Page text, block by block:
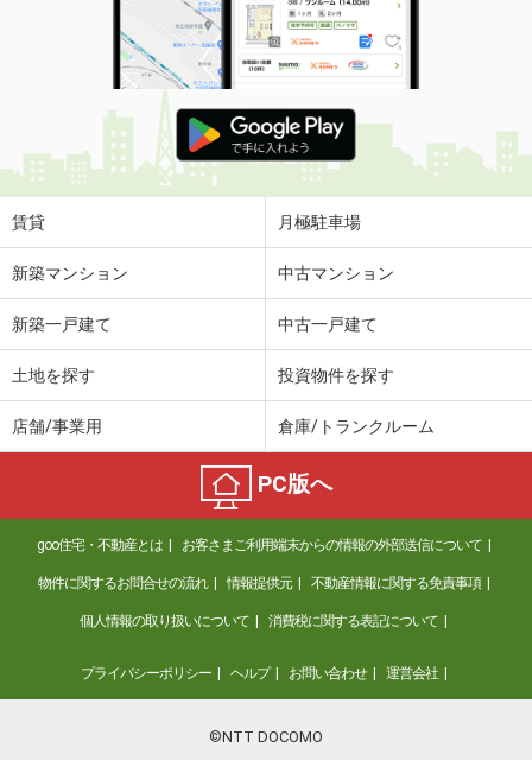
賃貸 月極駐車場
新築マンション 中古マンション
新築一戸建て 中古一戸建て
土地を探す 投資物件を探す
店舗/事業用 倉庫/トランクルーム
PC版へ
goo住宅・不動産とは お客さまご利用端末からの情報の外部送信について
物件に関するお問合せの流れ 情報提供元 不動産情報に関する免責事項
個人情報の取り扱いについて 消費税に関する表記について
プライバシーポリシー ヘルプ お問い合わせ 運営会社
©NTT DOCOMO